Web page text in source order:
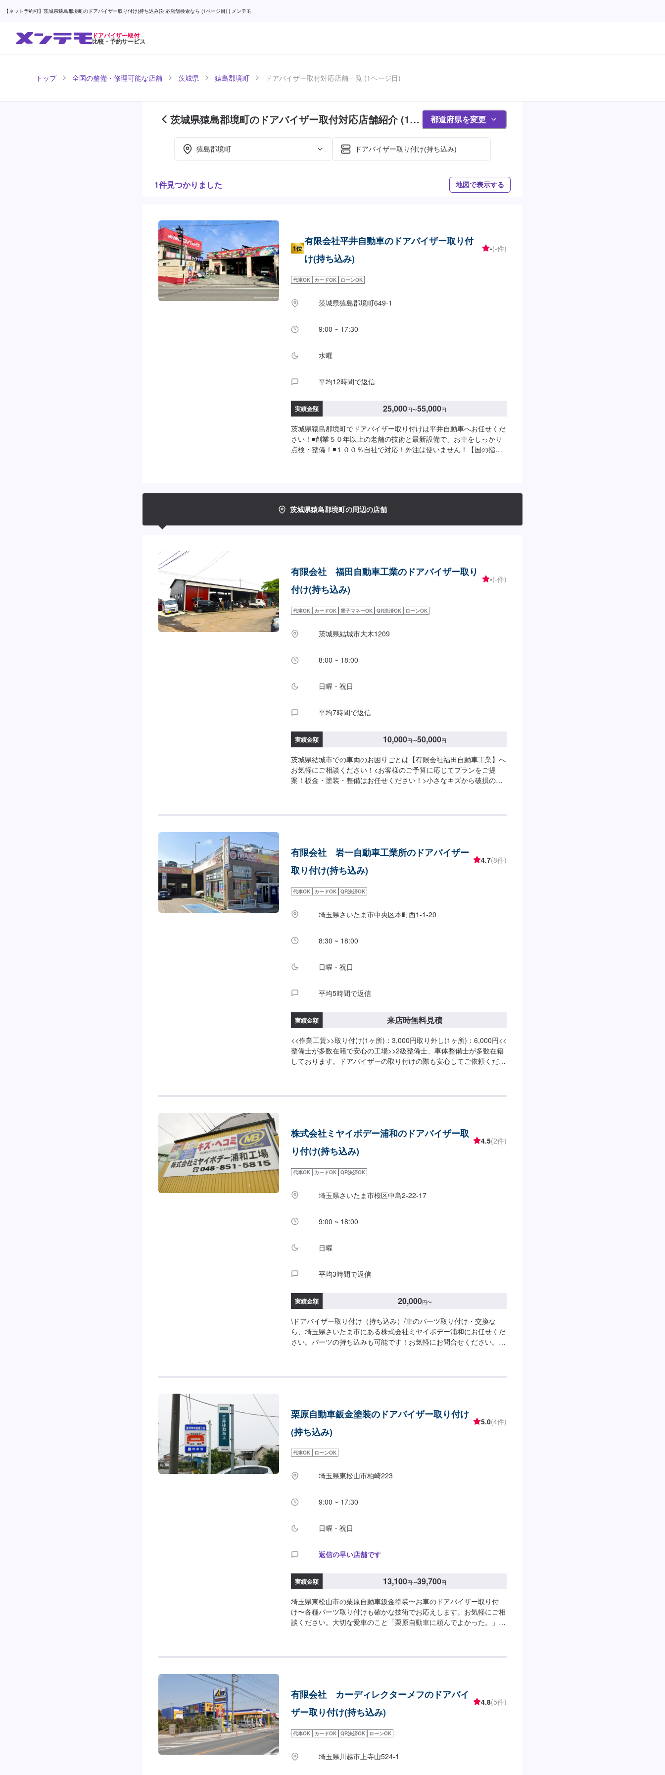
【ネット予約可】茨城県猿島郡境町のドアバイザー取り付け(持ち込み)対応店舗検索なら (1ページ目) | メンテモ
ドアバイザー取付
比較・予約サービス
トップ 全国の整備・修理可能な店舗 茨城県 猿島郡境町 ドアバイザー取付対応店舗一覧 (1ページ目)
茨城県猿島郡境町のドアバイザー取付対応店舗紹介 (1ペ
ージ目)
都道府県を変更
猿島郡境町 ドアバイザー取り付け(持ち込み)
1件見つかりました 地図で表示する
1位
有限会社平井自動車のドアバイザー取り付
け(持ち込み)
-(-件)
代車OK カードOK ローンOK
茨城県猿島郡境町649-1
9:00 ~ 17:30
水曜
平均12時間で返信
実績金額 25,000円〜55,000円
茨城県猿島郡境町でドアバイザー取り付けは平井自動車へお任せくだ
さい！◾創業５０年以上の老舗の技術と最新設備で、お車をしっかり
点検・整備！◾１００％自社で対応！外注は使いません！【国の指定
のかわからない…などのご相談もお気軽にどうぞ！【定休日・営業時
ーにてお問い合わせ【2】お見積り【3】お見積りにご納得いただけれ
により貸し出し出来かねる場合もございます。-----ご来店時の注意、
受付方法-----入庫の際はお気をつけてお越しください。駐車スペース
は事務所前のお客様駐車スペースに駐車してください。受付はスタッ
フへ「メンテモで予約しました」とお伝えください。ご案内いたしま
す。
茨城県猿島郡境町の周辺の店舗
有限会社 福田自動車工業のドアバイザー取り
付け(持ち込み)
-(-件)
代車OK カードOK 電子マネーOK QR決済OK ローンOK
茨城県結城市大木1209
8:00 ~ 18:00
日曜・祝日
平均7時間で返信
実績金額 10,000円〜50,000円
茨城県結城市での車両のお困りごとは【有限会社福田自動車工業】へ
お気軽にご相談ください！<お客様のご予算に応じてプランをご提
案！板金・塗装・整備はお任せください！>小さなキズから破損のよ
程度で納車となります。(要相談)納期は前後する場合がございます。
予めご了承ください。-----代車について-----代車をご用意していま
す。お車の作業中は代車をご利用ください。※代車の燃料代はお客様
庫の際はお気をつけてお越しください。駐車スペースは事務所前の空
で予約しました」とお伝えください。ご案内いたします。【定休日・
有限会社 岩一自動車工業所のドアバイザー
取り付け(持ち込み)
4.7(8件)
代車OK カードOK QR決済OK
埼玉県さいたま市中央区本町西1-1-20
8:30 ~ 18:00
日曜・祝日
平均5時間で返信
実績金額 来店時無料見積
<<作業工賃>>取り付け(1ヶ所)：3,000円取り外し(1ヶ所)：6,000円<<
整備士が多数在籍で安心の工場>>2級整備士、車体整備士が多数在籍
しております。ドアバイザーの取り付けの際も安心してご依頼くださ
株式会社ミヤイボデー浦和のドアバイザー取
り付け(持ち込み)
4.5(2件)
代車OK カードOK QR決済OK
埼玉県さいたま市桜区中島2-22-17
9:00 ~ 18:00
日曜
平均3時間で返信
実績金額 20,000円〜
\ドアバイザー取り付け（持ち込み）/車のパーツ取り付け・交換な
ら、埼玉県さいたま市にある株式会社ミヤイボデー浦和にお任せくだ
さい。パーツの持ち込みも可能です！お気軽にお問合せください。<
の流れ】【1】お問い合わせ【2】車の確認・お見積もりの作成【3】
車のお預かり【4】修理開始【5】修理終了・お支払い【6】アフター
サポート【代車について】作業中にお車が必要なお客様には、代車を
望の車種がお選びいただけ、ほぼすべてにETC、ナビが付いておりま
日・営業時間】定休日：不定休日曜日はお問い合わせください。営業
栗原自動車鈑金塗装のドアバイザー取り付け
(持ち込み)
5.0(4件)
代車OK ローンOK
埼玉県東松山市柏崎223
9:00 ~ 17:30
日曜・祝日
返信の早い店舗です
実績金額 13,100円〜39,700円
埼玉県東松山市の栗原自動車鈑金塗装〜お車のドアバイザー取り付
け〜各種パーツ取り付けも確かな技術でお応えします。お気軽にご相
談ください。大切な愛車のこと「栗原自動車に頼んでよかった。」全
有限会社 カーディレクターメフのドアバイ
ザー取り付け(持ち込み)
4.8(5件)
代車OK カードOK QR決済OK ローンOK
埼玉県川越市上寺山524-1